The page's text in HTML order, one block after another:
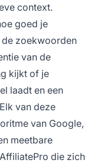
context.
goed je
zoekwoorden
van de
kijkt of je
laadt en een
van deze
van Google,
meetbare
die zich